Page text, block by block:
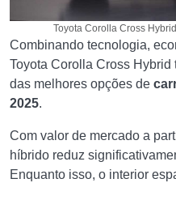
Toyota Corolla Cross
Combinando tecnologia,
Toyota Corolla Cross
das melhores opções de
2025.
Com valor de mercado a
híbrido reduz
Enquanto isso, o interior